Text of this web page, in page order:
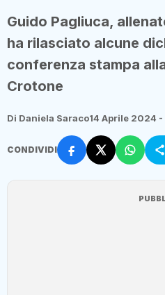
Guido Pagliuca,
ha rilasciato alcune
conferenza stampa
Crotone
Di Daniela Saraco14 Aprile 2024 -
CONDIVIDI